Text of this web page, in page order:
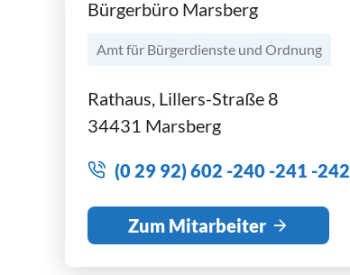
Bürgerbüro Marsberg
Amt für Bürgerdienste und Ordnung
Rathaus, Lillers-Straße 8
34431 Marsberg
(0 29 92) 602 -240 -241 -242
Zum Mitarbeiter